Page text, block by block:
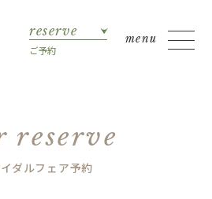
reserve
ご予約
reserve
ダルフェア予約